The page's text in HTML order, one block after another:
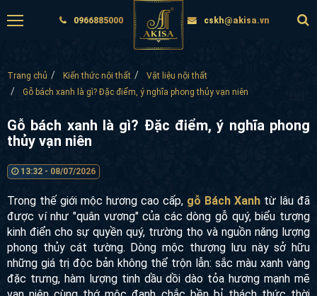
0966885000 cskh@akisa.vn
Trang chủ Kiến thức nội thất
Vật liệu nội thất
Gỗ bách xanh là gì? Đặc điểm, ý nghĩa phong thủy vạn niên
Gỗ bách xanh là gì? Đặc điểm, ý nghĩa phong
thủy vạn niên
13:32 - 08/07/2026
Trong thế giới mộc hương cao cấp, gỗ Bách Xanh từ lâu đã
được ví như "quân vương" của các dòng gỗ quý, biểu tượng
kinh điển cho sự quyền quý, trường thọ và nguồn năng lượng
phong thủy cát tường. Dòng mộc thượng lưu này sở hữu
những giá trị độc bản không thể trộn lẫn: sắc màu xanh vàng
đặc trưng, hàm lượng tinh dầu dồi dào tỏa hương mạnh mẽ